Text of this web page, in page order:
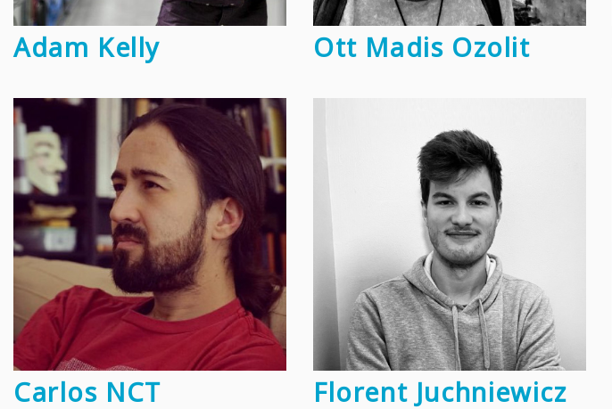
Adam Kelly Ott Madis Ozolit
Carlos NCT Florent Juchniewicz